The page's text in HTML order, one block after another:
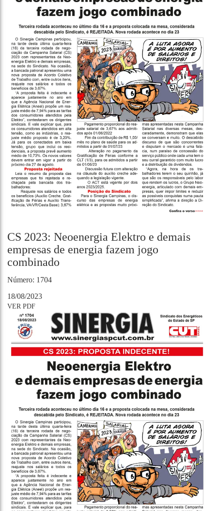
CS 2023: Neoenergia Elektro e demais
empresas de energia fazem jogo
combinado
Número: 1704
18/08/2023
VER PDF